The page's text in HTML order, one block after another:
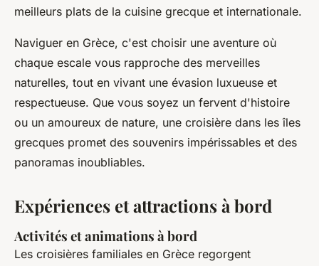
meilleurs plats de la cuisine grecque et internationale.
Naviguer en Grèce, c'est choisir une aventure où
chaque escale vous rapproche des merveilles
naturelles, tout en vivant une évasion luxueuse et
respectueuse. Que vous soyez un fervent d'histoire
ou un amoureux de nature, une croisière dans les îles
grecques promet des souvenirs impérissables et des
panoramas inoubliables.
Expériences et attractions à bord
Activités et animations à bord
Les croisières familiales en Grèce regorgent